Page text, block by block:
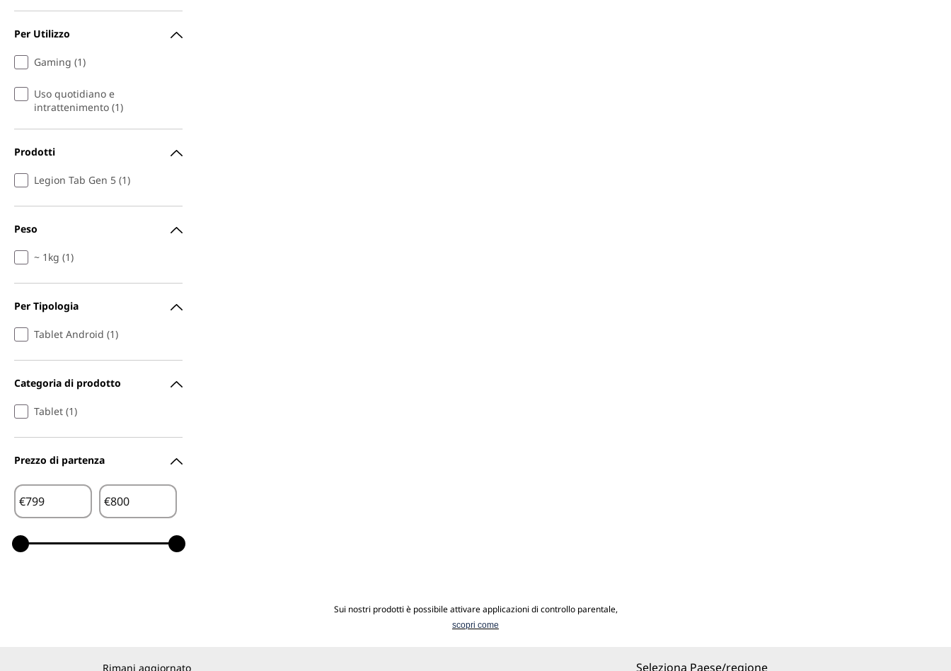
Per Utilizzo
Gaming (1)
Uso quotidiano e
intrattenimento (1)
Prodotti
Legion Tab Gen 5 (1)
Peso
~ 1kg (1)
Per Tipologia
Tablet Android (1)
Categoria di prodotto
Tablet (1)
Prezzo di partenza
€ €
Sui nostri prodotti è possibile attivare applicazioni di controllo parentale,
scopri come
Rimani aggiornato Seleziona Paese/regione